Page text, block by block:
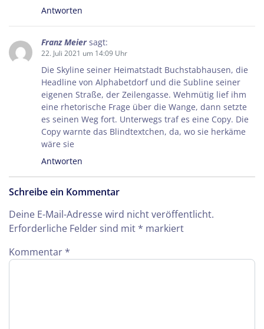
Antworten
Franz Meier sagt:
22. Juli 2021 um 14:09 Uhr
Die Skyline seiner Heimatstadt Buchstabhausen, die
Headline von Alphabetdorf und die Subline seiner
eigenen Straße, der Zeilengasse. Wehmütig lief ihm
eine rhetorische Frage über die Wange, dann setzte
es seinen Weg fort. Unterwegs traf es eine Copy. Die
Copy warnte das Blindtextchen, da, wo sie herkäme
wäre sie
Antworten
Schreibe ein Kommentar
Deine E-Mail-Adresse wird nicht veröffentlicht.
Erforderliche Felder sind mit * markiert
Kommentar *